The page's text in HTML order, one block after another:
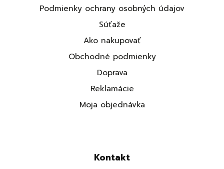
Podmienky ochrany osobných údajov
Súťaže
Ako nakupovať
Obchodné podmienky
Doprava
Reklamácie
Moja objednávka
Kontakt